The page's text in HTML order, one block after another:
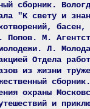
сборник.
"К свету и
Попов. М.
Л.
Отдела
из жизни
охраны
и